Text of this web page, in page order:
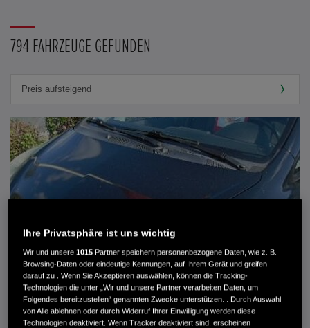
794 FAHRZEUGE GEFUNDEN
Ihre Privatsphäre ist uns wichtig
Wir und unsere1015 Partner speichern personenbezogene Daten, wie z. B.
Browsing-Daten oder eindeutige Kennungen, auf Ihrem Gerät und greifen
darauf zu . Wenn Sie Akzeptieren auswählen, können die Tracking-
Technologien die unter „Wir und unsere Partner verarbeiten Daten, um
Folgendes bereitzustellen“ genannten Zwecke unterstützen. . Durch Auswahl
von Alle ablehnen oder durch Widerruf Ihrer Einwilligung werden diese
Technologien deaktiviert. Wenn Tracker deaktiviert sind, erscheinen